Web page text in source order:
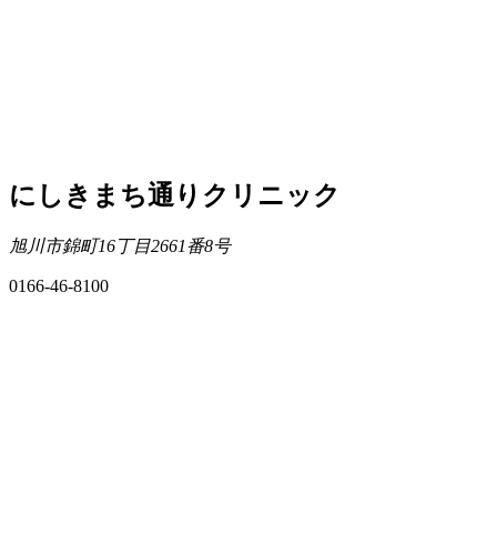
にしきまち通りクリニック
旭川市錦町16丁目2661番8号
0166-46-8100